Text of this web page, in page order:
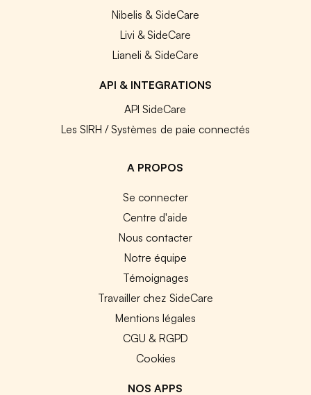
Nibelis & SideCare
Livi & SideCare
Lianeli & SideCare
API & INTEGRATIONS
API SideCare
Les SIRH / Systèmes de paie connectés
A PROPOS
Se connecter
Centre d'aide
Nous contacter
Notre équipe
Témoignages
Travailler chez SideCare
Mentions légales
CGU & RGPD
Cookies
NOS APPS